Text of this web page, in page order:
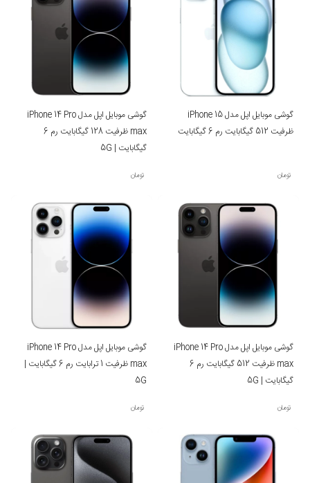
گوشی موبایل اپل مدل iPhone 15
ظرفیت 512 گیگابایت رم 6 گیگابایت
تومان
گوشی موبایل اپل مدل iPhone 14 Pro
max ظرفیت 128 گیگابایت رم 6
گیگابایت | 5G
تومان
گوشی موبایل اپل مدل iPhone 14 Pro
max ظرفیت 512 گیگابایت رم 6
گیگابایت | 5G
تومان
گوشی موبایل اپل مدل iPhone 14 Pro
max ظرفیت 1 ترابایت رم 6 گیگابایت |
5G
تومان